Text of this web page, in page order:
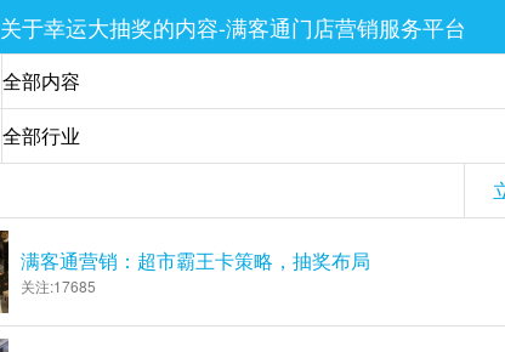
关于幸运大抽奖的内容-满客通门店营销服务平台
满客通营销：超市霸王卡策略，抽奖布局
关注:17685